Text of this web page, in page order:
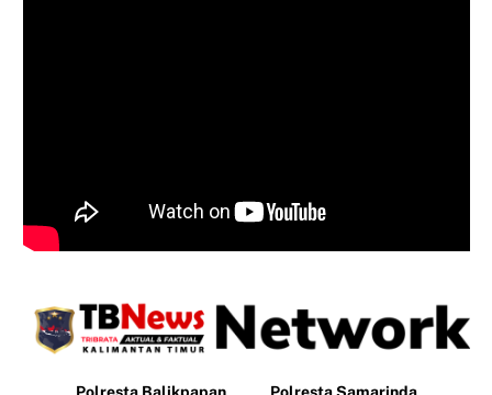
Polresta Balikpapan Polresta Samarinda